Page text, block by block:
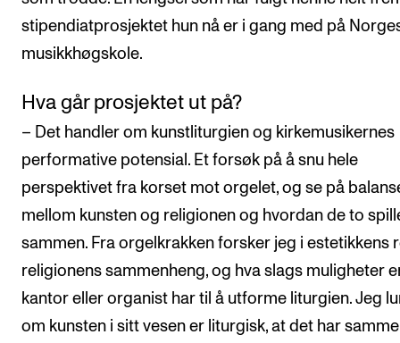
stipendiatprosjektet hun nå er i gang med på
musikkhøgskole.
Hva går prosjektet ut på?
– Det handler om kunstliturgien og kirkemusikernes
performative potensial. Et forsøk på å snu hele
perspektivet fra korset mot orgelet, og se på
mellom kunsten og religionen og hvordan de to
sammen. Fra orgelkrakken forsker jeg i estetikkens
religionens sammenheng, og hva slags muligheter
kantor eller organist har til å utforme liturgien. Jeg
om kunsten i sitt vesen er liturgisk, at det har